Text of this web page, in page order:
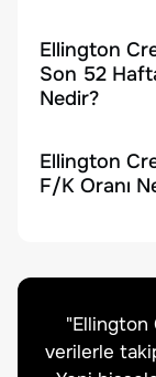
Ellington
Son 52
Nedir?
Ellington
F/K Oranı
"Ellington
verilerle